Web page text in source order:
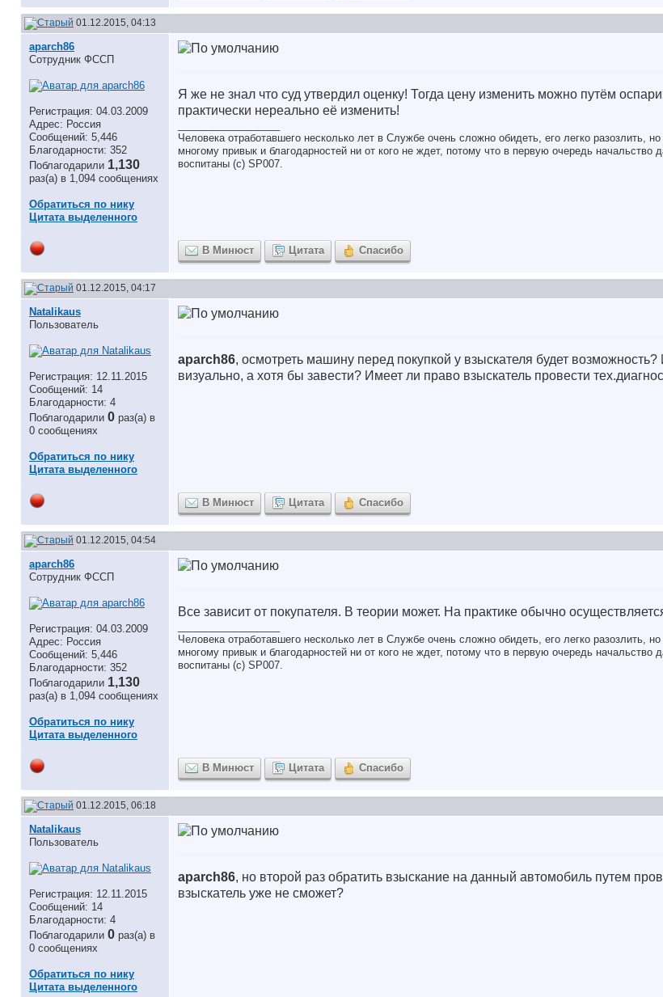
01.12.2015, 04:13
aparch86
Сотрудник ФССП
Регистрация: 04.03.2009
Адрес: Россия
Сообщений: 5,446
Благодарности: 352
Поблагодарили 1,130
раз(а) в 1,094 сообщениях
Обратиться по нику
Цитата выделенного
Я же не знал что суд утвердил оценку! Тогда цену изменить можно путём
практически нереально её изменить!
Человека отработавшего несколько лет в Службе очень сложно обидеть, его легко разозлить,
многому привык и благодарностей ни от кого не ждет, потому что в первую очередь начальство
воспитаны (с) SP007.
В Минюст Цитата Спасибо
01.12.2015, 04:17
Natalikaus
Пользователь
Регистрация: 12.11.2015
Сообщений: 14
Благодарности: 4
Поблагодарили 0 раз(а) в
0 сообщениях
Обратиться по нику
Цитата выделенного
aparch86, осмотреть машину перед покупкой у взыскателя будет
визуально, а хотя бы завести? Имеет ли право взыскатель провести
В Минюст Цитата Спасибо
01.12.2015, 04:54
aparch86
Сотрудник ФССП
Регистрация: 04.03.2009
Адрес: Россия
Сообщений: 5,446
Благодарности: 352
Поблагодарили 1,130
раз(а) в 1,094 сообщениях
Обратиться по нику
Цитата выделенного
Все зависит от покупателя. В теории может. На практике обычно
Человека отработавшего несколько лет в Службе очень сложно обидеть, его легко разозлить,
многому привык и благодарностей ни от кого не ждет, потому что в первую очередь начальство
воспитаны (с) SP007.
В Минюст Цитата Спасибо
01.12.2015, 06:18
Natalikaus
Пользователь
Регистрация: 12.11.2015
Сообщений: 14
Благодарности: 4
Поблагодарили 0 раз(а) в
0 сообщениях
Обратиться по нику
Цитата выделенного
aparch86, но второй раз обратить взыскание на данный автомобиль путем
взыскатель уже не сможет?